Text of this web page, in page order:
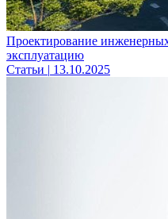
Проектирование
эксплуатацию
Статьи | 13.10.2025